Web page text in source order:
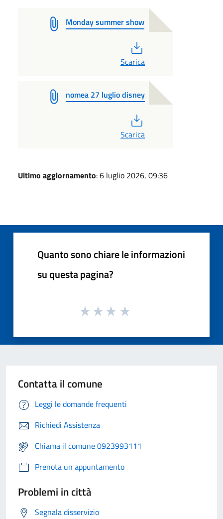
Monday summer show
Scarica
nomea 27 luglio disney
Scarica
Ultimo aggiornamento: 6 luglio 2026, 09:36
Quanto sono chiare le informazioni
su questa pagina?
Contatta il comune
Leggi le domande frequenti
Richiedi Assistenza
Chiama il comune 0923993111
Prenota un appuntamento
Problemi in città
Segnala disservizio